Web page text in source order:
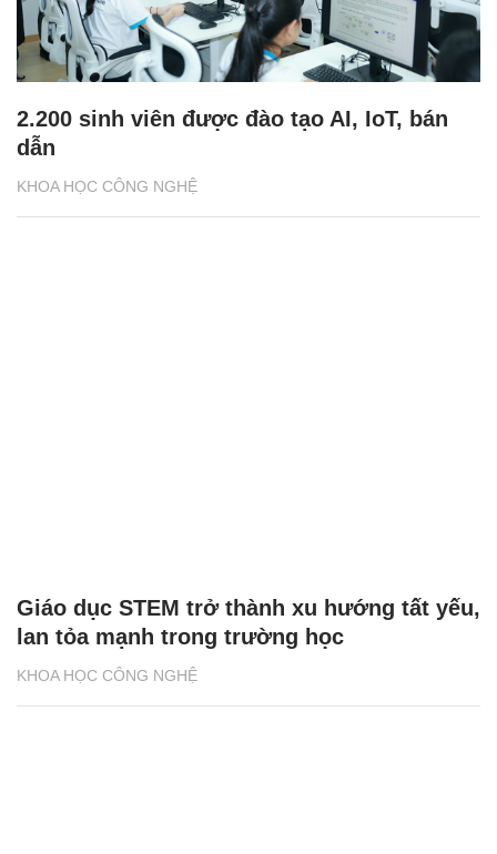
KHOA HỌC CÔNG NGHỆ
2.200 sinh viên được đào tạo AI, IoT, bán
dẫn
KHOA HỌC CÔNG NGHỆ
Giáo dục STEM trở thành xu hướng tất yếu,
lan tỏa mạnh trong trường học